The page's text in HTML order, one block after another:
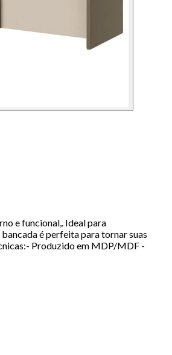
e funcional,. Ideal para
é perfeita para tornar suas
Produzido em MDP/MDF -